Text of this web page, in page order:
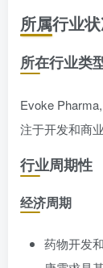
所属行业
所在行业类
Evoke
注于开发和商
行业周期性
经济周期
药物开发